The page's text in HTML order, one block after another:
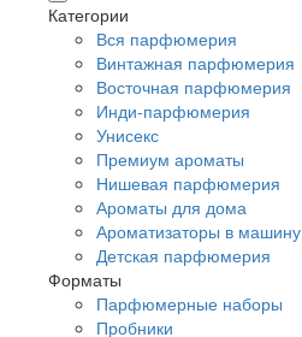
Категории
Вся парфюмерия
Винтажная парфюмерия
Восточная парфюмерия
Инди-парфюмерия
Унисекс
Премиум ароматы
Нишевая парфюмерия
Ароматы для дома
Ароматизаторы в машину
Детская парфюмерия
Форматы
Парфюмерные наборы
Пробники